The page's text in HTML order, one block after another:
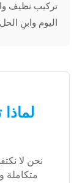
تركيب نظيف
اليوم وابنِ
نحن لا